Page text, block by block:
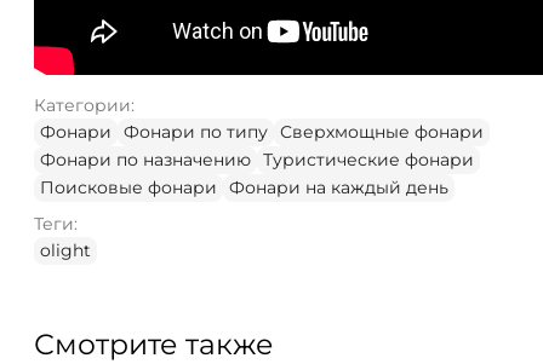
Категории:
Фонари
Фонари по типу Сверхмощные фонари
Фонари по назначению Туристические фонари
Поисковые фонари
Фонари на каждый день
Теги:
olight
Смотрите также